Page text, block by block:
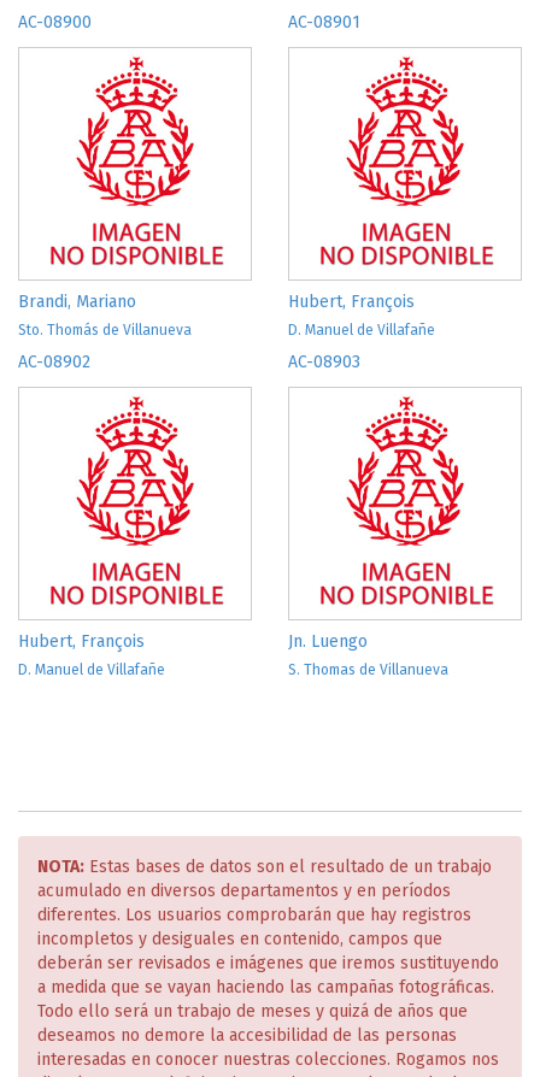
AC-08900
Brandi, Mariano
Sto. Thomás de Villanueva
AC-08901
Hubert, François
D. Manuel de Villafañe
AC-08902
Hubert, François
D. Manuel de Villafañe
AC-08903
Jn. Luengo
S. Thomas de Villanueva
NOTA: Estas bases de datos son el resultado de un trabajo
acumulado en diversos departamentos y en períodos
diferentes. Los usuarios comprobarán que hay registros
incompletos y desiguales en contenido, campos que
deberán ser revisados e imágenes que iremos sustituyendo
a medida que se vayan haciendo las campañas fotográficas.
Todo ello será un trabajo de meses y quizá de años que
deseamos no demore la accesibilidad de las personas
interesadas en conocer nuestras colecciones. Rogamos nos